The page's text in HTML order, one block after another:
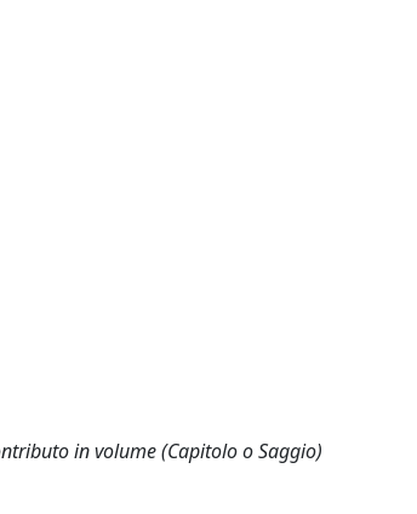
in volume (Capitolo o Saggio)